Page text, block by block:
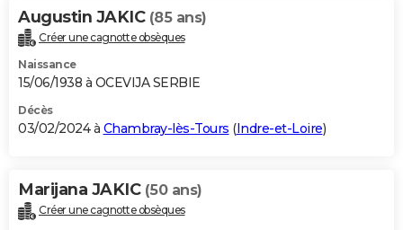
Augustin JAKIC (85 ans)
Créer une cagnotte obsèques
Naissance
15/06/1938 à OCEVIJA SERBIE
Décès
03/02/2024 à Chambray-lès-Tours (Indre-et-Loire)
Marijana JAKIC (50 ans)
Créer une cagnotte obsèques